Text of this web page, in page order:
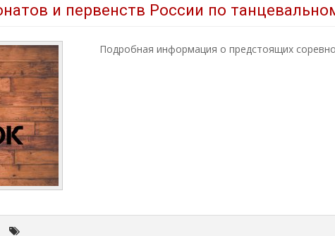
и первенств России по
Подробная информация о предстоящих